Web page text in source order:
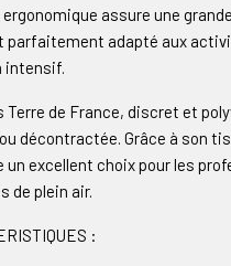
ergonomique assure une
parfaitement adapté aux
intensif.
Terre de France, discret et
décontractée. Grâce à son
excellent choix pour les
de plein air.
: